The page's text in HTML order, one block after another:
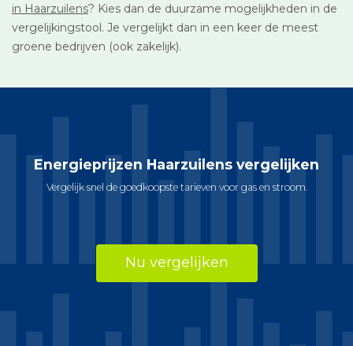
in Haarzuilens? Kies dan de duurzame mogelijkheden in de
vergelijkingstool. Je vergelijkt dan in een keer de meest
groene bedrijven (ook zakelijk).
Energieprijzen Haarzuilens vergelijken
Vergelijk snel de goedkoopste tarieven voor gas en stroom.
Nu vergelijken